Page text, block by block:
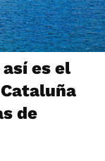
es el
de